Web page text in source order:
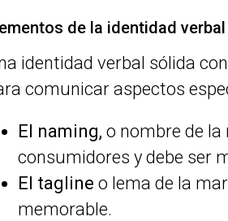
de la identidad verbal
identidad verbal sólida
comunicar aspectos
El naming, o nombre de
consumidores y debe ser
El tagline o lema de la
memorable.